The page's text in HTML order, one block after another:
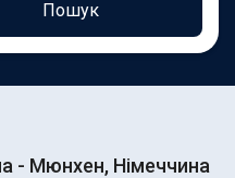
Пошук
- Мюнхен, Німеччина